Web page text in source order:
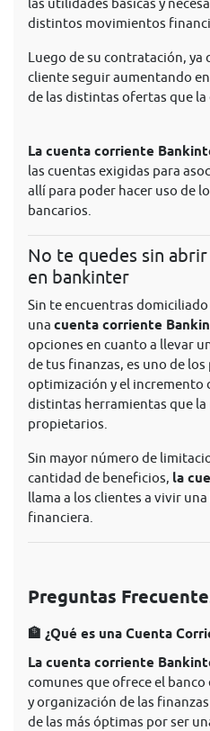
las utilidades básicas y
distintos movimientos
Luego de su contratación, ya
cliente seguir aumentando
de las distintas ofertas que
La cuenta corriente
las cuentas exigidas para
allí para poder hacer uso de
bancarios.
No te quedes sin
en bankinter
Sin te encuentras
una cuenta corriente
opciones en cuanto a llevar
de tus finanzas, es uno de
optimización y el incremento
distintas herramientas que la
propietarios.
Sin mayor número de
cantidad de beneficios, la
llama a los clientes a vivir
financiera.
Preguntas
🏦 ¿Qué es una Cuenta
La cuenta corriente
comunes que ofrece el
y organización de las
de las más óptimas por ser